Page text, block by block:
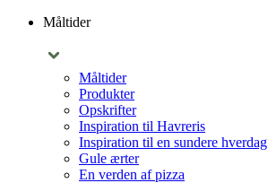
Måltider
Måltider
Produkter
Opskrifter
Inspiration til Havreris
Inspiration til en sundere hverdag
Gule ærter
En verden af pizza